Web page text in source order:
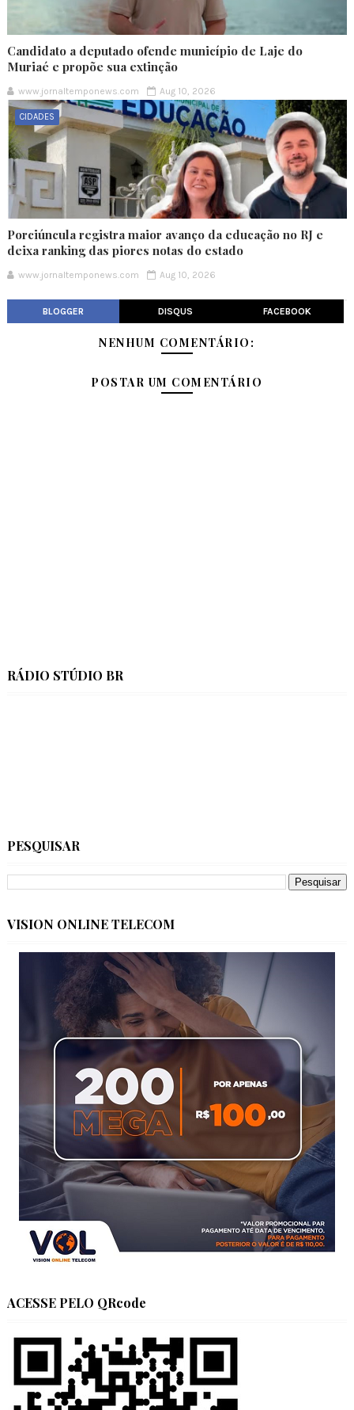
Candidato a deputado ofende município de Laje do
Muriaé e propõe sua extinção
www.jornaltemponews.com Aug 10, 2026
CIDADES
Porciúncula registra maior avanço da educação no RJ e
deixa ranking das piores notas do estado
www.jornaltemponews.com Aug 10, 2026
BLOGGER DISQUS FACEBOOK
NENHUM COMENTÁRIO:
POSTAR UM COMENTÁRIO
RÁDIO STÚDIO BR
PESQUISAR
VISION ONLINE TELECOM
ACESSE PELO QRcode